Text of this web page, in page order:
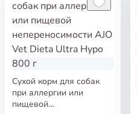
Сухой корм для собак
при аллергии или
пищевой